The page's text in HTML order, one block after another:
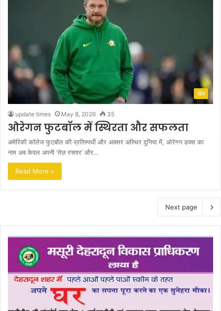
खेल
update times May 8, 2026 35
ओरेगन फुटबॉल में स्थिरता और सफलता
अमेरिकी कॉलेज फुटबॉल की प्रतिस्पर्धी और अक्सर अस्थिर दुनिया में, ओरेगन डक्स का
नाम अब केवल अपनी ‘तेज़ रफ्तार’ और…
Read More »
Next page